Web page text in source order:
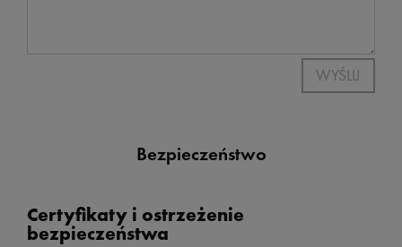
WYŚLIJ
Bezpieczeństwo
Certyfikaty i ostrzeżenie
bezpieczeństwa